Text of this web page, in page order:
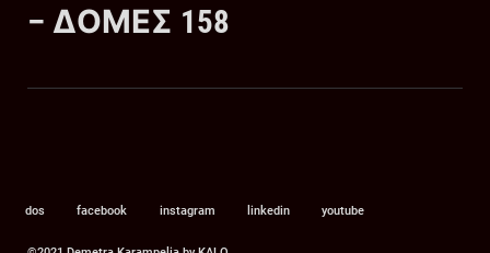
– ΔΟΜΕΣ 158
dos facebook instagram linkedin youtube